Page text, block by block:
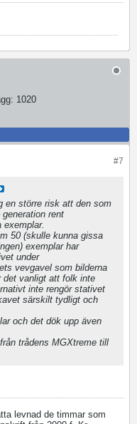
1020
#7
en större risk att den som
rent
50 (skulle kunna gissa
exemplar har
under
vevgavel som bilderna
det vanligt att folk inte
inte rengör stativet
särskilt tydligt och
och det dök upp även
trådens MGXtreme till
levnad de timmar som